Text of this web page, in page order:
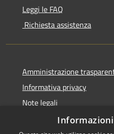
Leggi le FAQ
Richiesta assistenza
Amministrazione
Informativa privacy
Note legali
Dichiarazione di accessibilità